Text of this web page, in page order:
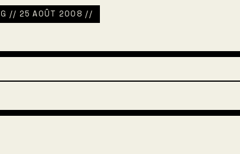
// 25 AOÛT 2008 //